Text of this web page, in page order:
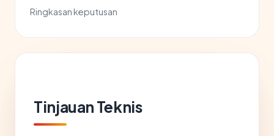
Ringkasan keputusan
Tinjauan Teknis